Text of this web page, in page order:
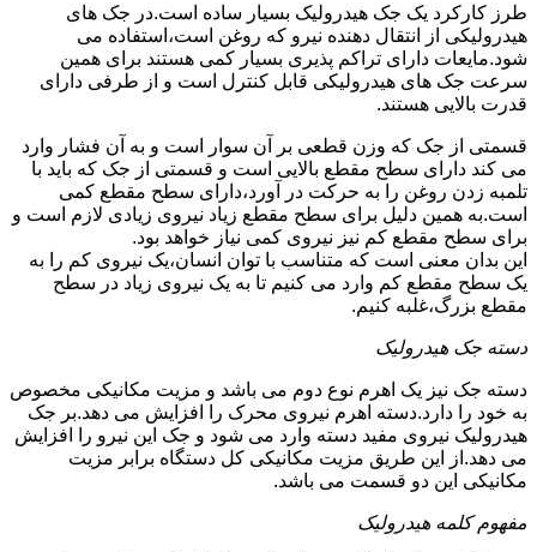
طرز کارکرد یک جک هیدرولیک بسیار ساده است.در جک های
هیدرولیکی از انتقال دهنده نیرو که روغن است،استفاده می
شود.مایعات دارای تراکم پذیری بسیار کمی هستند برای همین
سرعت جک های هیدرولیکی قابل کنترل است و از طرفی دارای
قدرت بالایی هستند.
قسمتی از جک که وزن قطعی بر آن سوار است و به آن فشار وارد
می کند دارای سطح مقطع بالایی است و قسمتی از جک که باید با
تلمبه زدن روغن را به حرکت در آورد،دارای سطح مقطع کمی
است.به همین دلیل برای سطح مقطع زیاد نیروی زیادی لازم است و
برای سطح مقطع کم نیز نیروی کمی نیاز خواهد بود.
این بدان معنی است که متناسب با توان انسان،یک نیروی کم را به
یک سطح مقطع کم وارد می کنیم تا به یک نیروی زیاد در سطح
مقطع بزرگ،غلبه کنیم.
دسته جک هیدرولیک
دسته جک نیز یک اهرم نوع دوم می باشد و مزیت مکانیکی مخصوص
به خود را دارد.دسته اهرم نیروی محرک را افزایش می دهد.بر جک
هیدرولیک نیروی مفید دسته وارد می شود و جک این نیرو را افزایش
می دهد.از این طریق مزیت مکانیکی کل دستگاه برابر مزیت
مکانیکی این دو قسمت می باشد.
مفهوم کلمه هیدرولیک